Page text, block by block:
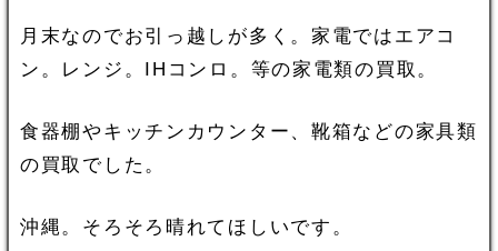
月末なのでお引っ越しが多く。家電ではエアコ
ン。レンジ。IHコンロ。等の家電類の買取。
食器棚やキッチンカウンター、靴箱などの家具類
の買取でした。
沖縄。そろそろ晴れてほしいです。